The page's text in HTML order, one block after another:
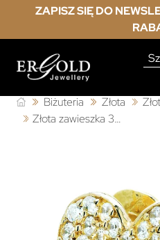
ZAPISZ SIĘ DO
Biżuteria Złota
Złota zawieszka 3D NIESKOŃCZONOŚĆ SERCE próba 333